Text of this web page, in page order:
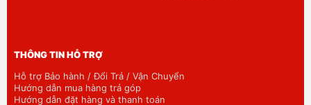
THÔNG TIN HỖ TRỢ
Hỗ trợ Bảo hành / Đổi Trả / Vận Chuyển
Hướng dẫn mua hàng trả góp
Hướng dẫn đặt hàng và thanh toán